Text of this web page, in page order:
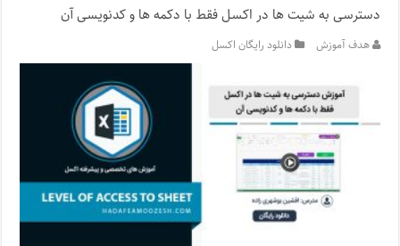
دسترسی به شیت ها در اکسل فقط با دکمه ها و کدنویسی آن
هدف آموزش دانلود رایگان اکسل